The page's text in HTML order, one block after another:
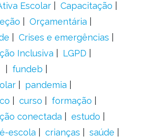
Escolar
Capacitação
Orçamentária
Crises e emergências
Inclusiva
LGPD
fundeb
pandemia
curso
formação
conectada
estudo
escola crianças
saúde